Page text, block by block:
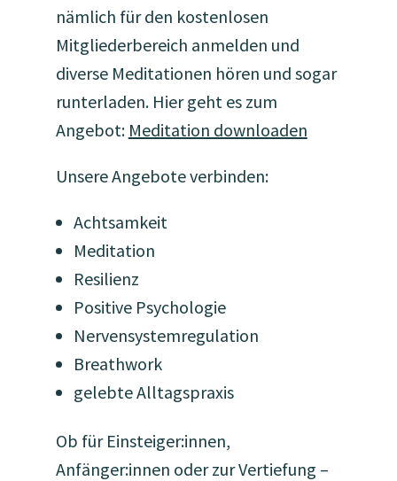
nämlich für den kostenlosen
Mitgliederbereich anmelden und
diverse Meditationen hören und sogar
runterladen. Hier geht es zum
Angebot: Meditation downloaden
Unsere Angebote verbinden:
Achtsamkeit
Meditation
Resilienz
Positive Psychologie
Nervensystemregulation
Breathwork
gelebte Alltagspraxis
Ob für Einsteiger:innen,
Anfänger:innen oder zur Vertiefung –